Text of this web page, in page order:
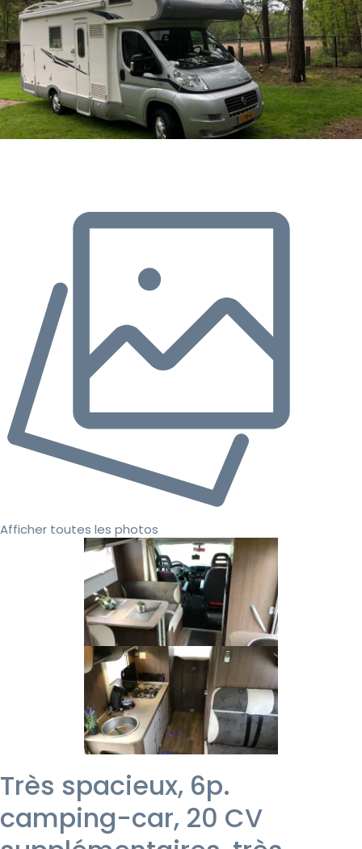
Afficher toutes les photos
Très spacieux, 6p.
camping-car, 20 CV